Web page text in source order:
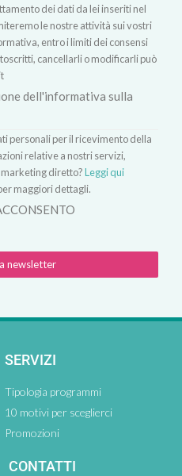
dei dati da lei inseriti nel
le nostre attività sui vostri
entro i limiti dei consensi
cancellarli o modificarli può
dell'informativa sulla
personali per il ricevimento della
relative a nostri servizi,
diretto?Leggi qui
maggiori dettagli.
newsletter
SERVIZI
Tipologia programmi
10 motivi per sceglierci
Promozioni
CONTATTI